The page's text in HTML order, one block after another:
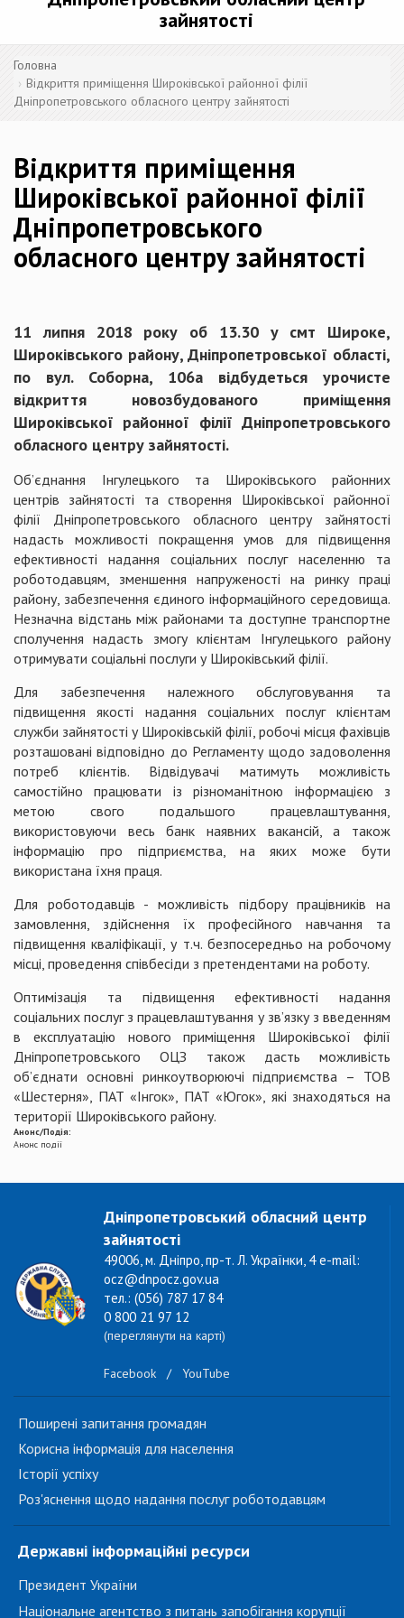
зайнятості
Головна
Відкриття приміщення Широківської районної філії
Дніпропетровського обласного центру зайнятості
Відкриття приміщення
Широківської районної філії
Дніпропетровського
обласного центру зайнятості
11 липня 2018 року об 13.30 у смт Широке,
Широківського району, Дніпропетровської області,
по вул. Соборна, 106а відбудеться урочисте
відкриття новозбудованого приміщення
Широківської районної філії Дніпропетровського
обласного центру зайнятості.
Об’єднання Інгулецького та Широківського районних
центрів зайнятості та створення Широківської районної
філії Дніпропетровського обласного центру зайнятості
надасть можливості покращення умов для підвищення
ефективності надання соціальних послуг населенню та
роботодавцям, зменшення напруженості на ринку праці
району, забезпечення єдиного інформаційного середовища.
Незначна відстань між районами та доступне транспортне
сполучення надасть змогу клієнтам Інгулецького району
отримувати соціальні послуги у Широківський філії.
Для забезпечення належного обслуговування та
підвищення якості надання соціальних послуг клієнтам
служби зайнятості у Широківській філії, робочі місця фахівців
розташовані відповідно до Регламенту щодо задоволення
потреб клієнтів. Відвідувачі матимуть можливість
самостійно працювати із різноманітною інформацією з
метою свого подальшого працевлаштування,
використовуючи весь банк наявних вакансій, а також
інформацію про підприємства, на яких може бути
використана їхня праця.
Для роботодавців - можливість підбору працівників на
замовлення, здійснення їх професійного навчання та
підвищення кваліфікації, у т.ч. безпосередньо на робочому
місці, проведення співбесіди з претендентами на роботу.
Оптимізація та підвищення ефективності надання
соціальних послуг з працевлаштування у зв’язку з введенням
в експлуатацію нового приміщення Широківської філії
Дніпропетровського ОЦЗ також дасть можливість
об’єднати основні ринкоутворюючі підприємства – ТОВ
«Шестерня», ПАТ «Інгок», ПАТ «Югок», які знаходяться на
території Широківського району.
Анонс/Подія:
Анонс події
Дніпропетровський обласний центр
зайнятості
49006, м. Дніпро, пр-т. Л. Українки, 4 e-mail:
ocz@dnpocz.gov.ua
тел.: (056) 787 17 84
0 800 21 97 12
(переглянути на карті)
Facebook / YouTube
Поширені запитання громадян
Корисна інформація для населення
Історії успіху
Роз'яснення щодо надання послуг роботодавцям
Державні інформаційні ресурси
Президент України
Національне агентство з питань запобігання корупції